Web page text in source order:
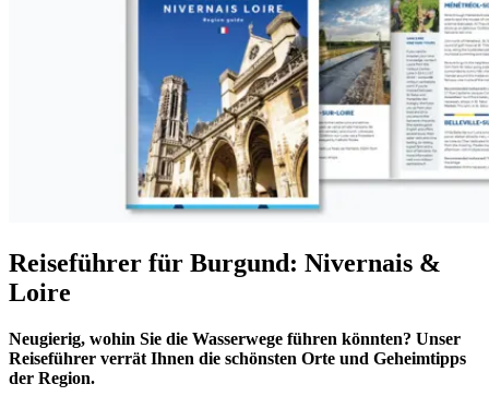
Reiseführer für Burgund: Nivernais &
Loire
Neugierig, wohin Sie die Wasserwege führen könnten? Unser
Reiseführer verrät Ihnen die schönsten Orte und Geheimtipps
der Region.